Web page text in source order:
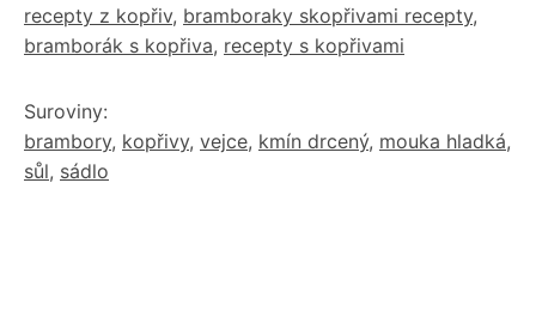
recepty z kopřiv, bramboraky skopřivami recepty,
bramborák s kopřiva, recepty s kopřivami
Suroviny:
brambory, kopřivy, vejce, kmín drcený, mouka hladká,
sůl, sádlo